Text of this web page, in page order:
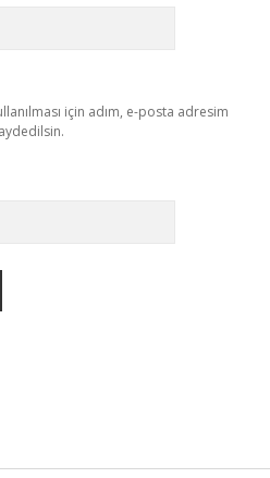
için adım, e-posta adresim